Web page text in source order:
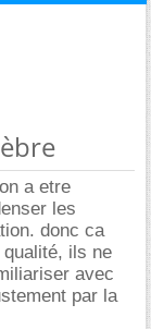
a etre
les
donc ca
ils ne
avec
par la